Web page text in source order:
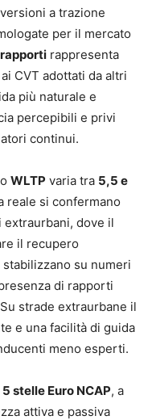
a trazione
per il mercato
rappresenta
CVT adottati da altri
più naturale e
percepibili e privi
continui.
WLTP varia tra 5,5 e
reale si confermano
dove il
il recupero
su numeri
di rapporti
strade extraurbane il
e una facilità di guida
meno esperti.
5 stelle Euro NCAP, a
attiva e passiva